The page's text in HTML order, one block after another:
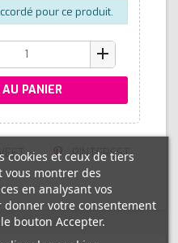
pour ce produit.
add
PANIER
PINTEREST
cookies et ceux de tiers
vous montrer des
en analysant vos
votre consentement
bouton Accepter.